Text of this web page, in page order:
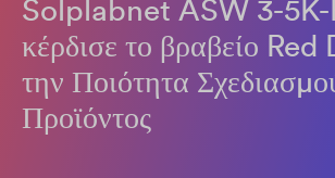
Solplabnet ASW 3-
κέρδισε το βραβείο Red
την Ποιότητα
Προϊόντος